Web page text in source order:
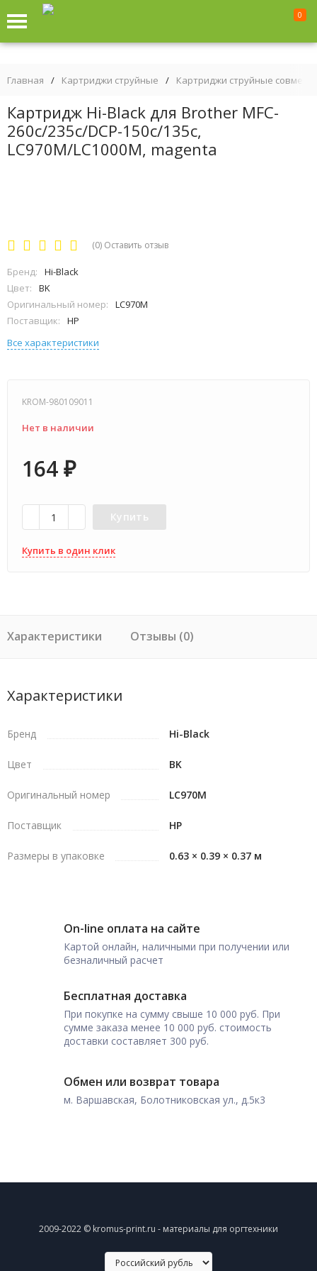
0
Главная / Картриджи струйные / Картриджи струйные
Картридж Hi-Black для Brother MFC-
260c/235c/DCP-150c/135c,
LC970M/LC1000M, magenta
(0) Оставить отзыв
Бренд:
Hi-Black
Цвет:
BK
Оригинальный номер:
LC970M
Поставщик:
HP
Все характеристики
KROM-980109011
Нет в наличии
164 ₽
Купить
Купить в один клик
Характеристики Отзывы (0)
Характеристики
Бренд Hi-Black
Цвет BK
Оригинальный номер LC970M
Поставщик HP
Размеры в упаковке 0.63 × 0.39 × 0.37 м
On-line оплата на сайте
Картой онлайн, наличными при получении или
безналичный расчет
Бесплатная доставка
При покупке на сумму свыше 10 000 руб. При
сумме заказа менее 10 000 руб. стоимость
доставки составляет 300 руб.
Обмен или возврат товара
м. Варшавская, Болотниковская ул., д.5к3
2009-2022 © kromus-print.ru - материалы для оргтехники